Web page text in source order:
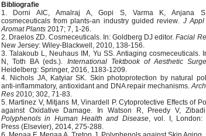
Bibliografie
Dorni AIC, Amalraj A, Gopi S, Varma K, Anjana
cosmeceuticals from plants-an industry guided review. J Appl
Aromat Plants2017; 7, 1-26.
Draelos ZD. Cosmeceuticals. In: Goldberg DJ editor.Facial
New Jersey: Wiley-Blackwell, 2010, 138-156.
Talakoub L, Neuhaus IM, Yu SS. Antiaging cosmeceuticals.
N, Toth BA (eds.). International Tektbook of Aesthetic
Heidelberg: Springer, 2016, 1183-1209.
Nichols JA, Katyiar SK. Skin photoprotection by natural
anti-inflammatory, antioxidant and DNA repair mechanisms.
Res2010; 302, 71-83.
Martinez V, Mitjans M, Vinardell P. Cytoprotective Effects of
against Oxidative Damage. In Watson R, Preedy V,
Polyphenols in Human Health and Disease, vol. I, London:
Press (Elsevier), 2014, 275-288.